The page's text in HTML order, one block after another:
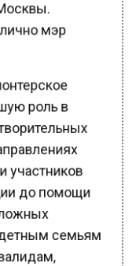
мэр
роль в
участников
до помощи
семьям